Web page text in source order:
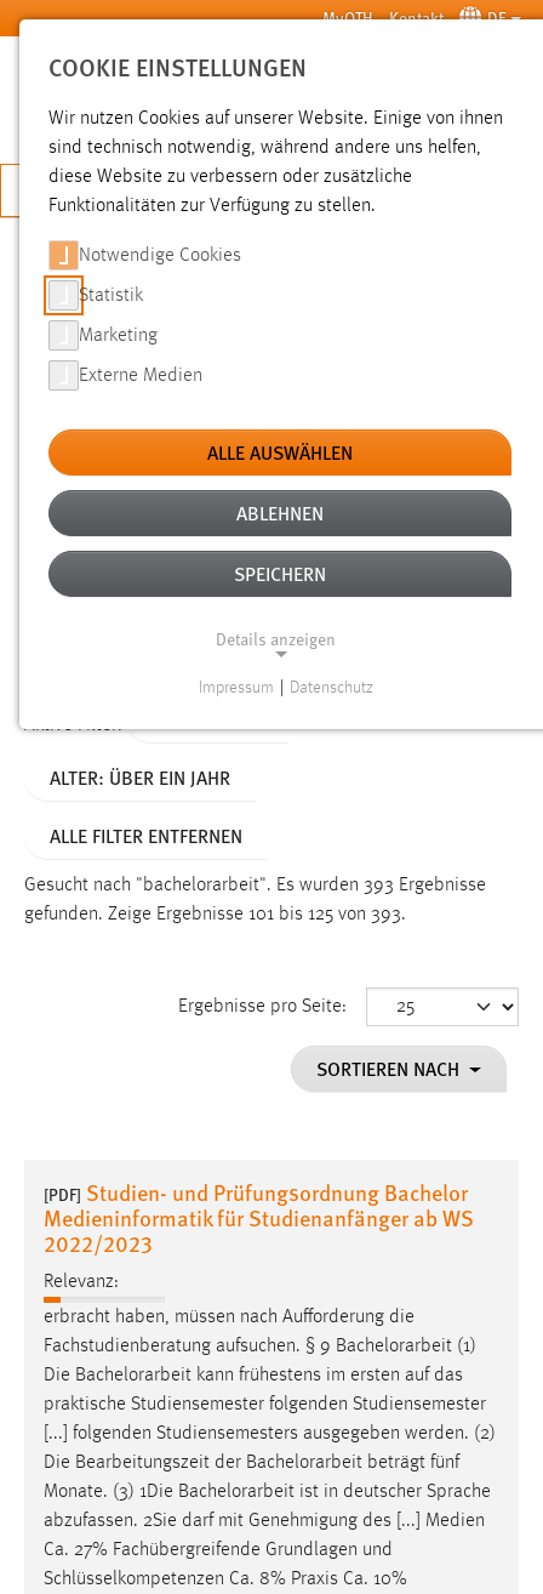
Zum Hauptinhalt springen MyOTH Kontakt DE
SUCHE
JETZT BEWERBEN
SUCHE
FILTER
Typ
Erstellungsdatum
Alter
Aktive Filter:
ALTER: ÜBER EIN JAHR
ALLE FILTER ENTFERNEN
Gesucht nach "bachelorarbeit". Es wurden 393 Ergebnisse
gefunden. Zeige Ergebnisse 101 bis 125 von 393.
Ergebnisse pro Seite:
SORTIEREN NACH
[PDF] Studien- und Prüfungsordnung Bachelor
Medieninformatik für Studienanfänger ab WS
2022/2023
Relevanz:
erbracht haben, müssen nach Aufforderung die
Fachstudienberatung aufsuchen. § 9 Bachelorarbeit (1)
Die Bachelorarbeit kann frühestens im ersten auf das
praktische Studiensemester folgenden Studiensemester
[...] folgenden Studiensemesters ausgegeben werden. (2)
Die Bearbeitungszeit der Bachelorarbeit beträgt fünf
Monate. (3) 1Die Bachelorarbeit ist in deutscher Sprache
abzufassen. 2Sie darf mit Genehmigung des [...] Medien
Ca. 27% Fachübergreifende Grundlagen und
Schlüsselkompetenzen Ca. 8% Praxis Ca. 10%
COOKIE EINSTELLUNGEN
Wir nutzen Cookies auf unserer Website. Einige von ihnen
sind technisch notwendig, während andere uns helfen,
diese Website zu verbessern oder zusätzliche
Funktionalitäten zur Verfügung zu stellen.
Notwendige Cookies
Statistik
Marketing
Externe Medien
ALLE AUSWÄHLEN
ABLEHNEN
SPEICHERN
Details anzeigen
Funktionen und sind für die einwandfreie Funktion der
Name:
Dieser Cookie speichert die ausgewählten Einverständnis-
Performance
Name:
staticfilecache
Für performante Seitenauslieferung wird in diesem Cookie
gespeichert, ob man eingeloggt ist.
Sprachpräferenz
Name:
site-language-preference
Zweck:
Das Cookie speichert die gewählte Sprache der Website.
Impressum Datenschutz